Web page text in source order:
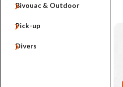
Bivouac & Outdoor

Pick-up

Divers
